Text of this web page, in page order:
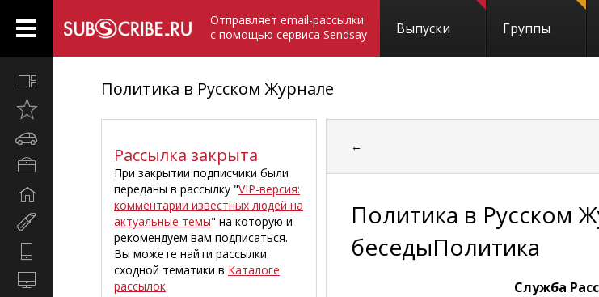
Отправляет email-рассылки
с помощью сервиса Sendsay Выпуски Группы
недавно
Компьютеры
Политика в Русском Журнале
Рассылка закрыта
При закрытии подписчики были
переданы в рассылку "VIP-версия:
комментарии известных людей на
актуальные темы" на которую и
рекомендуем вам подписаться.
Вы можете найти рассылки
сходной тематики в Каталоге
рассылок.
←
Политика в Русском
беседыПолитика
Служба